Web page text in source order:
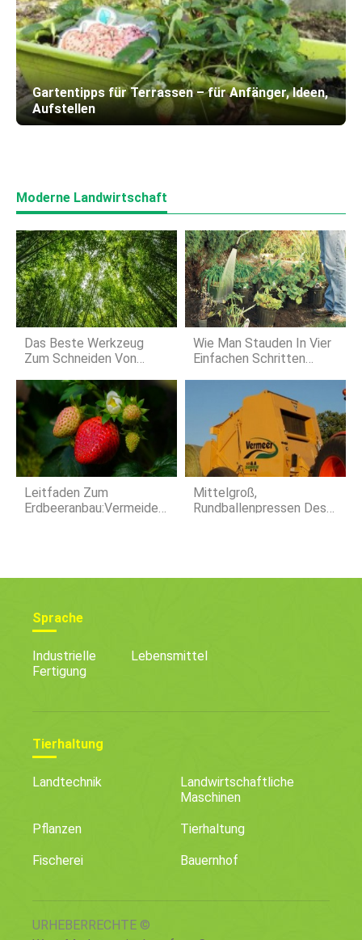
Gartentipps für Terrassen – für Anfänger, Ideen,
Aufstellen
Moderne Landwirtschaft
Das Beste Werkzeug
Zum Schneiden Von
Wie Man Stauden In Vier
Einfachen Schritten
Leitfaden Zum
Erdbeeranbau:Vermeiden
Mittelgroß,
Rundballenpressen Des
Sprache
Industrielle
Fertigung
Lebensmittel
Tierhaltung
Landtechnik
Landwirtschaftliche
Maschinen
Pflanzen Tierhaltung
Fischerei Bauernhof
URHEBERRECHTE ©